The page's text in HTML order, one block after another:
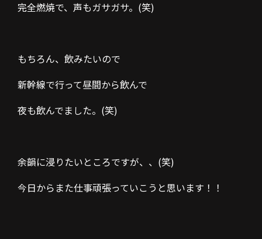
完全燃焼で、声もガサガサ。(笑)
もちろん、飲みたいので
新幹線で行って昼間から飲んで
夜も飲んでました。(笑)
余韻に浸りたいところですが、、(笑)
今日からまた仕事頑張っていこうと思います！！